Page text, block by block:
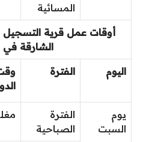
المسائية
أوقات عمل قرية التسجيل
الشارقة
اليوم الفترة
يوم
السبت
الفترة
الصباحية